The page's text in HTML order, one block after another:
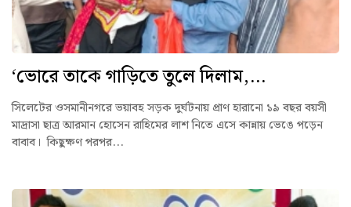
‘ভোরে তাকে গাড়িতে তুলে দিলাম,...
সিলেটের ওসমানীনগরে ভয়াবহ সড়ক দুর্ঘটনায় প্রাণ হারানো ১৯ বছর বয়সী
মাদ্রাসা ছাত্র আরমান হোসেন রাহিমের লাশ নিতে এসে কান্নায় ভেঙে পড়েন
বাবাব। কিছুক্ষণ পরপর...